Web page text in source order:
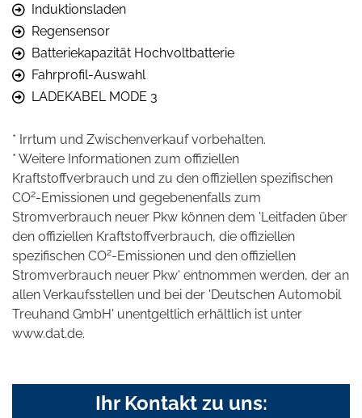
Induktionsladen
Regensensor
Batteriekapazität Hochvoltbatterie
Fahrprofil-Auswahl
LADEKABEL MODE 3
* Irrtum und Zwischenverkauf vorbehalten.
* Weitere Informationen zum offiziellen
Kraftstoffverbrauch und zu den offiziellen spezifischen
CO2-Emissionen und gegebenenfalls zum
Stromverbrauch neuer Pkw können dem 'Leitfaden über
den offiziellen Kraftstoffverbrauch, die offiziellen
spezifischen CO2-Emissionen und den offiziellen
Stromverbrauch neuer Pkw' entnommen werden, der an
allen Verkaufsstellen und bei der 'Deutschen Automobil
Treuhand GmbH' unentgeltlich erhältlich ist unter
www.dat.de.
Ihr Kontakt zu uns: